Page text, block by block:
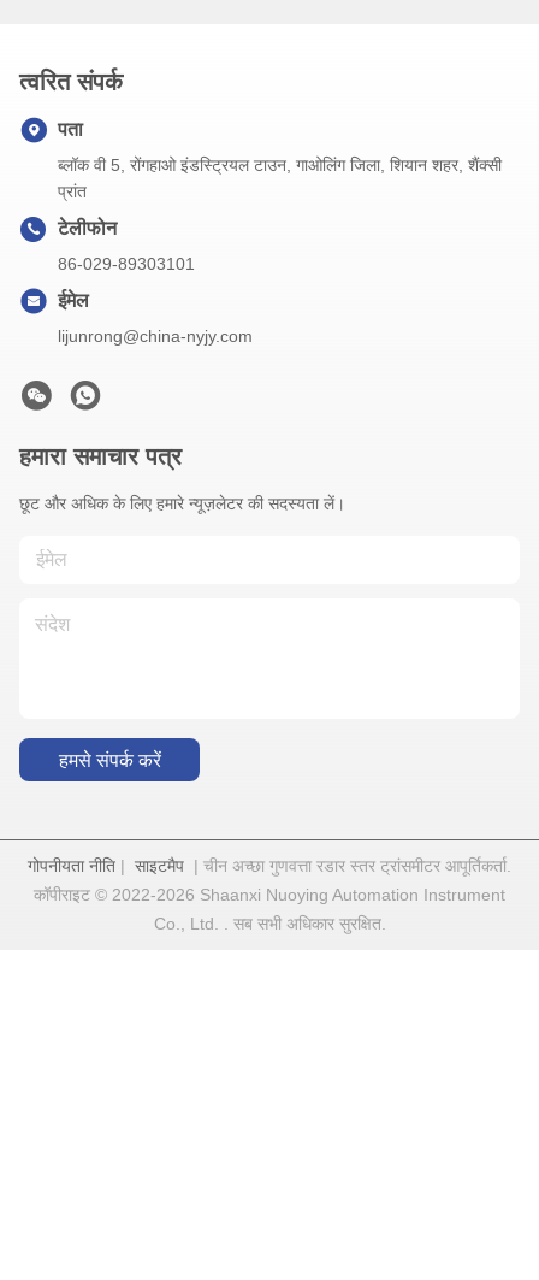
त्वरित संपर्क
पता
ब्लॉक वी 5, रोंगहाओ इंडस्ट्रियल टाउन, गाओलिंग जिला, शियान शहर, शैंक्सी
प्रांत
टेलीफोन
86-029-89303101
ईमेल
lijunrong@china-nyjy.com
हमारा समाचार पत्र
छूट और अधिक के लिए हमारे न्यूज़लेटर की सदस्यता लें।
हमसे संपर्क करें
गोपनीयता नीति | साइटमैप | चीन अच्छा गुणवत्ता रडार स्तर ट्रांसमीटर आपूर्तिकर्ता.
कॉपीराइट © 2022-2026 Shaanxi Nuoying Automation Instrument
Co., Ltd. . सब सभी अधिकार सुरक्षित.